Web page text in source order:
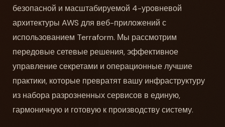
безопасной и масштабируемой 4-уровневой
архитектуры AWS для веб-приложений с
использованием Terraform. Мы рассмотрим
передовые сетевые решения, эффективное
управление секретами и операционные лучшие
практики, которые превратят вашу инфраструктуру
из набора разрозненных сервисов в единую,
гармоничную и готовую к производству систему.